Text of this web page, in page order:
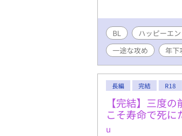
BL ハッピーエン
一途な攻め
年下
長編 完結 R18
【完結】三度
こそ寿命で死に
u